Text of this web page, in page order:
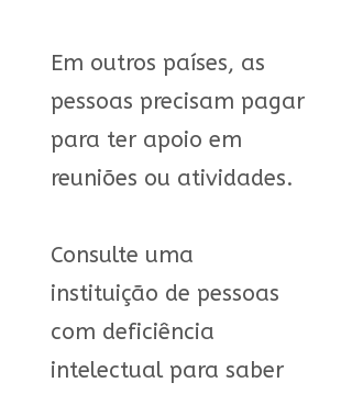
Em outros países, as
pessoas precisam pagar
para ter apoio em
reuniões ou atividades.
Consulte uma
instituição de pessoas
com deficiência
intelectual para saber